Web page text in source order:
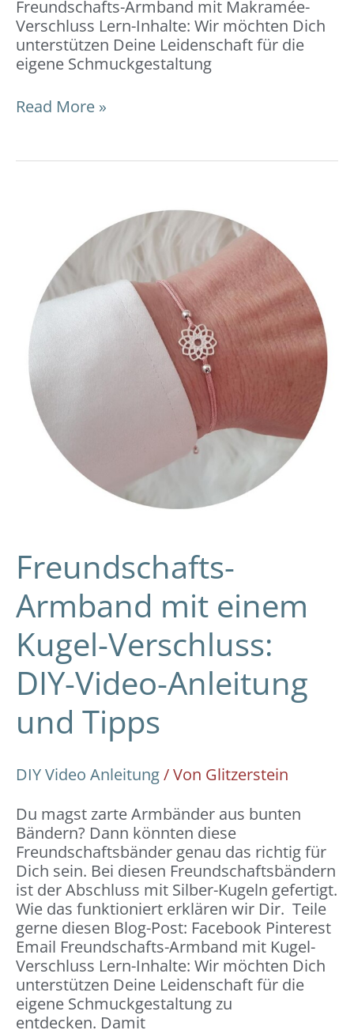
Freundschafts-Armband mit Makramée-
Verschluss Lern-Inhalte: Wir möchten Dich
unterstützen Deine Leidenschaft für die
eigene Schmuckgestaltung
Read More »
Freundschafts-
Armband mit einem
Kugel-Verschluss:
DIY-Video-Anleitung
und Tipps
DIY Video Anleitung/ Von Glitzerstein
Du magst zarte Armbänder aus bunten
Bändern? Dann könnten diese
Freundschaftsbänder genau das richtig für
Dich sein. Bei diesen Freundschaftsbändern
ist der Abschluss mit Silber-Kugeln gefertigt.
Wie das funktioniert erklären wir Dir. Teile
gerne diesen Blog-Post: Facebook Pinterest
Email Freundschafts-Armband mit Kugel-
Verschluss Lern-Inhalte: Wir möchten Dich
unterstützen Deine Leidenschaft für die
eigene Schmuckgestaltung zu
entdecken. Damit
einem
Kugel-
Verschluss:
DIY-
Video-
Anleitung
und
Tipps